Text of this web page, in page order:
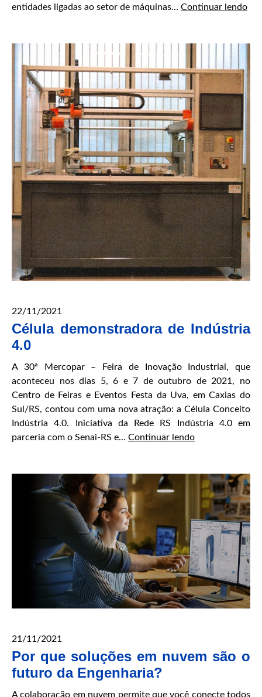
entidades ligadas ao setor de máquinas… Continuar lendo
22/11/2021
Célula demonstradora de Indústria
4.0
A 30ª Mercopar – Feira de Inovação Industrial, que
aconteceu nos dias 5, 6 e 7 de outubro de 2021, no
Centro de Feiras e Eventos Festa da Uva, em Caxias do
Sul/RS, contou com uma nova atração: a Célula Conceito
Indústria 4.0. Iniciativa da Rede RS Indústria 4.0 em
parceria com o Senai-RS e… Continuar lendoCélula
Indústria
4.0
21/11/2021
Por que soluções em nuvem são o
futuro da Engenharia?
A colaboração em nuvem permite que você conecte todos